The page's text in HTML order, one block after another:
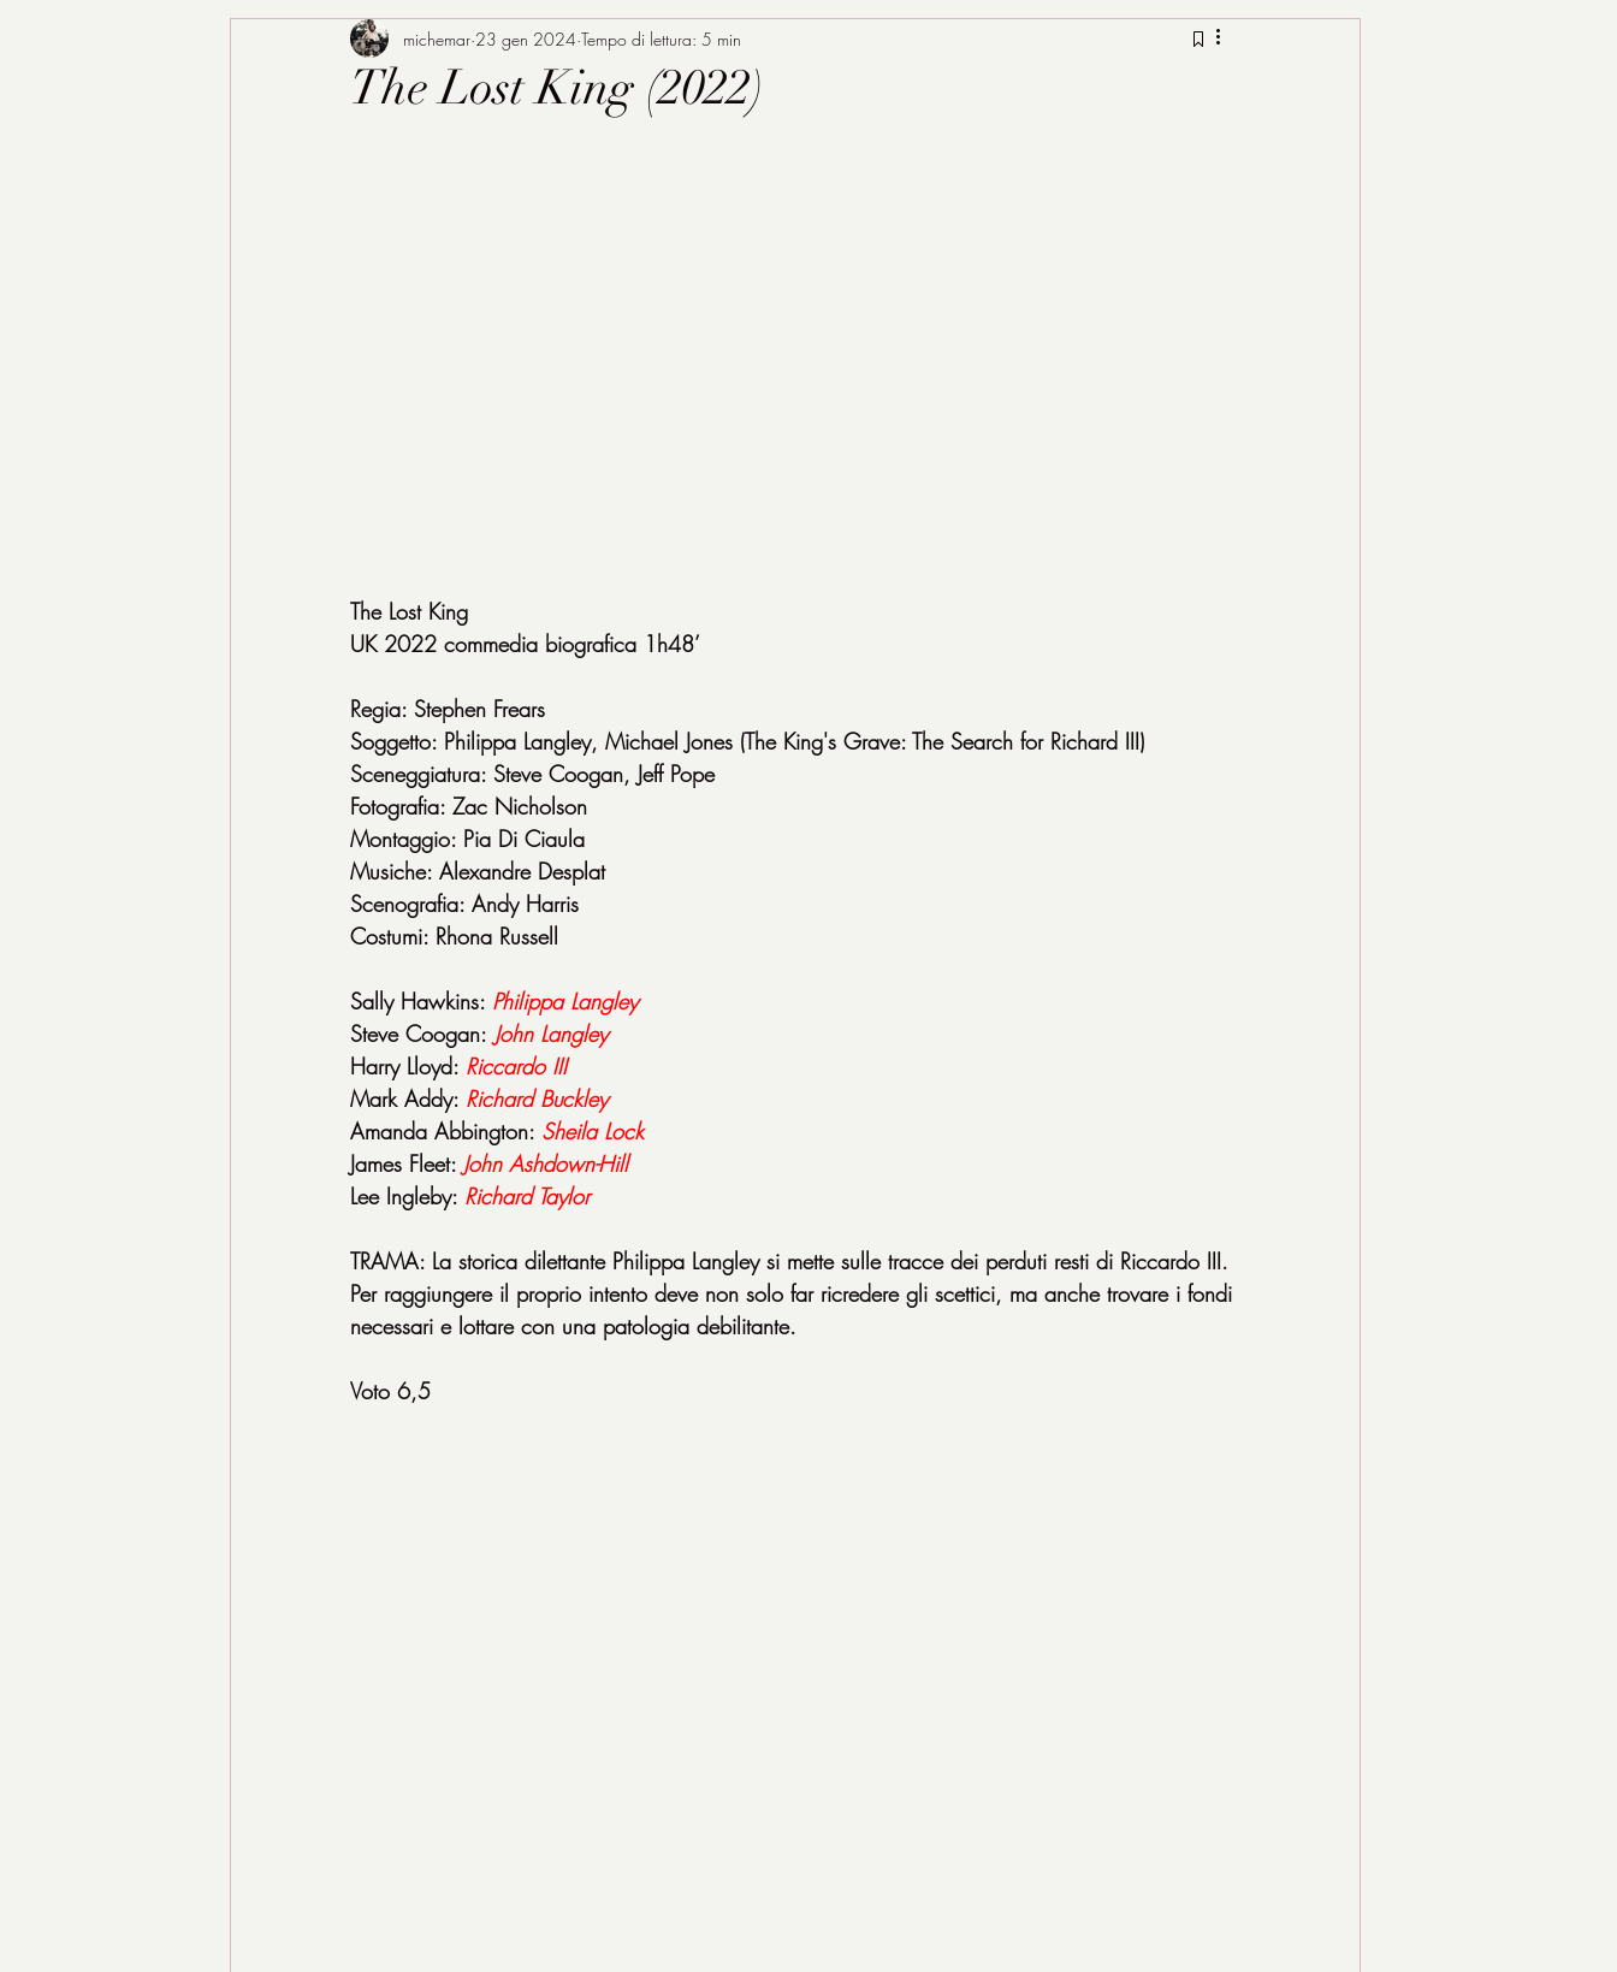
The Lost King (2022)
michemar 23 gen 2024 Tempo di lettura: 5 min
The Lost King
UK 2022 commedia biografica 1h48’
Regia: Stephen Frears
Soggetto: Philippa Langley, Michael Jones (The King's Grave: The Search for Richard III)
Sceneggiatura: Steve Coogan, Jeff Pope
Fotografia: Zac Nicholson
Montaggio: Pia Di Ciaula
Musiche: Alexandre Desplat
Scenografia: Andy Harris
Costumi: Rhona Russell
Sally Hawkins: Philippa Langley
Steve Coogan: John Langley
Harry Lloyd: Riccardo III
Mark Addy: Richard Buckley
Amanda Abbington: Sheila Lock
James Fleet: John Ashdown-Hill
Lee Ingleby: Richard Taylor
TRAMA: La storica dilettante Philippa Langley si mette sulle tracce dei perduti resti di Riccardo III.
Per raggiungere il proprio intento deve non solo far ricredere gli scettici, ma anche trovare i fondi
necessari e lottare con una patologia debilitante.
Voto 6,5